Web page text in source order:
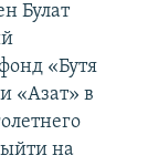
Булат
«Бутя
«Азат» в
на